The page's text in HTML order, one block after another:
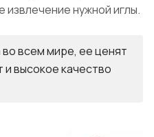
нужной иглы.
всем мире, ее ценят
высокое качество